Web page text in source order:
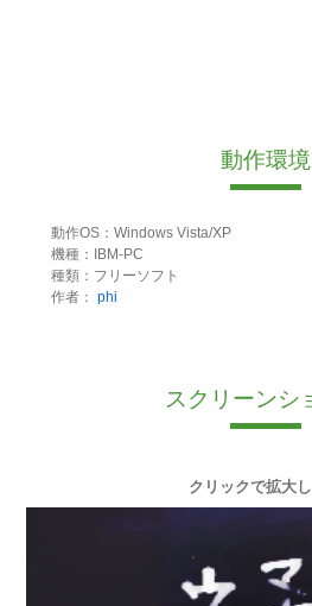
動作環境
動作OS：Windows Vista/XP
機種：IBM-PC
種類：フリーソフト
作者： phi
スクリーンシ
クリックで拡大